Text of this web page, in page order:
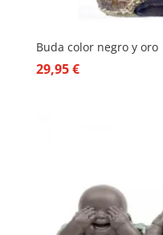
Buda color negro y oro
29,95€